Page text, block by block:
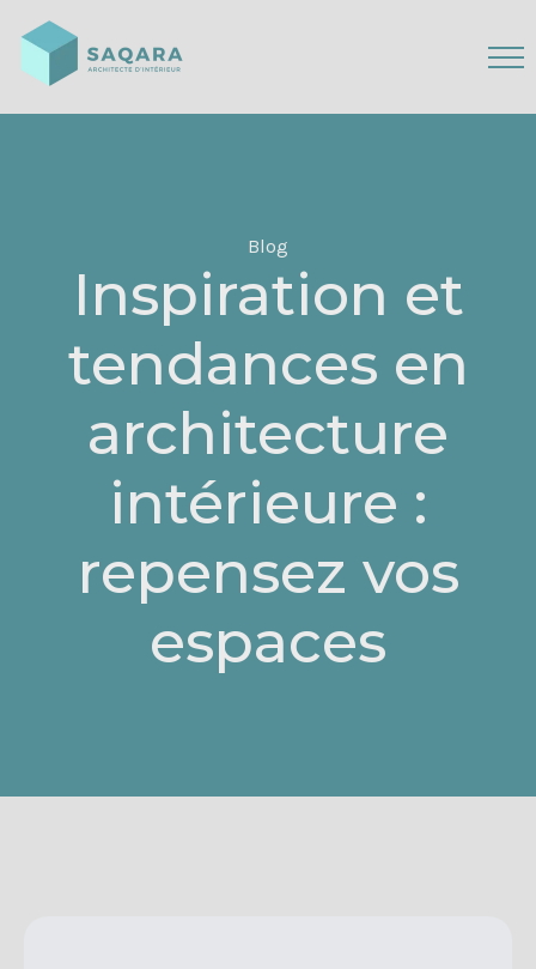
Blog
Inspiration et
tendances en
architecture
intérieure :
repensez vos
espaces